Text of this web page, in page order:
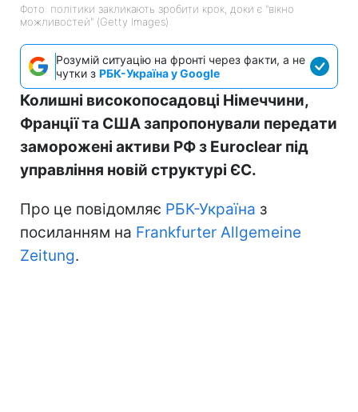
Фото: політики закликають зробити крок, доки є "вікно
можливостей" (Getty Images)
Розумій ситуацію на фронті через факти, а не
чутки з РБК-Україна у Google
Колишні високопосадовці Німеччини,
Франції та США запропонували передати
заморожені активи РФ з Euroclear під
управління новій структурі ЄС.
Про це повідомляє РБК-Україна з
посиланням на Frankfurter Allgemeine
Zeitung.